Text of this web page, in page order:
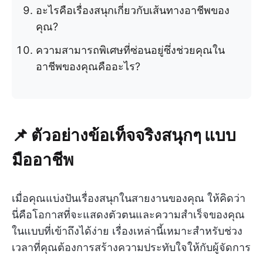
อะไรคือเรื่องสนุกเกี่ยวกับเส้นทางอาชีพของ
คุณ?
ความสามารถพิเศษที่ซ่อนอยู่ซึ่งช่วยคุณใน
อาชีพของคุณคืออะไร?
📌 ตัวอย่างข้อเท็จจริงสนุกๆ แบบ
มืออาชีพ
เมื่อคุณแบ่งปันเรื่องสนุกในสายงานของคุณ ให้คิดว่า
นี่คือโอกาสที่จะแสดงตัวตนและความสำเร็จของคุณ
ในแบบที่เข้าถึงได้ง่าย เรื่องเหล่านี้เหมาะสำหรับช่วง
เวลาที่คุณต้องการสร้างความประทับใจให้กับผู้จัดการ